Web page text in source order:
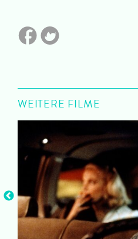
WEITERE FILME